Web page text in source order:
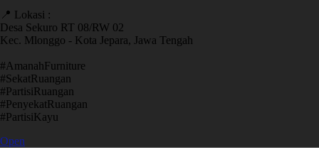
📍 Lokasi :
Desa Sekuro RT 08/RW 02
Kec. Mlonggo - Kota Jepara, Jawa Tengah
​#AmanahFurniture
​#SekatRuangan
​#PartisiRuangan
​#PenyekatRuangan
​#PartisiKayu
Open